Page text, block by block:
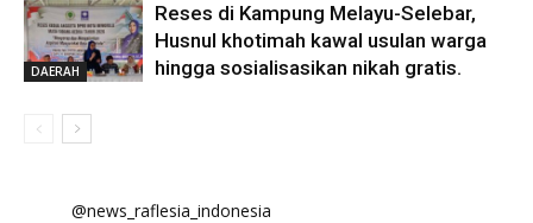
DAERAH
Reses di Kampung Melayu-Selebar,
Husnul khotimah kawal usulan warga
hingga sosialisasikan nikah gratis.
@news_raflesia_indonesia